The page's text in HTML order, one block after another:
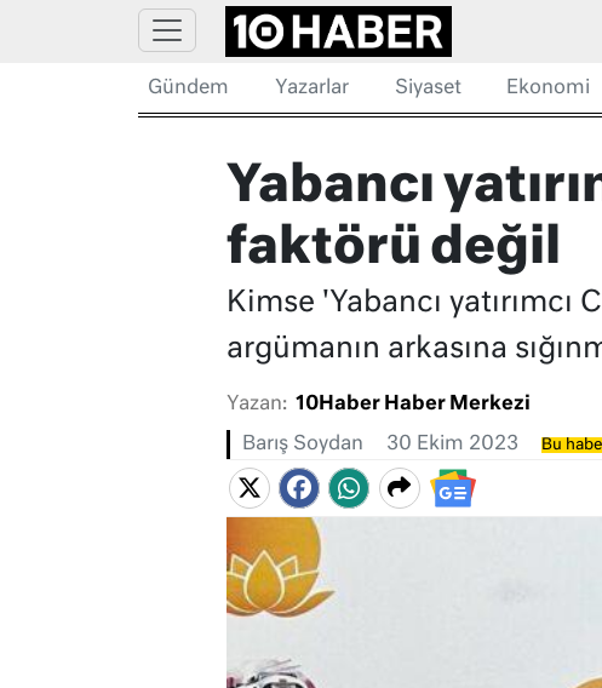
Gündem Yazarlar Siyaset Ekonomi
Yabancı
faktörü değil
Kimse 'Yabancı
argümanın arkasına
Yazan: 10Haber Haber Merkezi
Barış Soydan 30 Ekim 2023 Bu